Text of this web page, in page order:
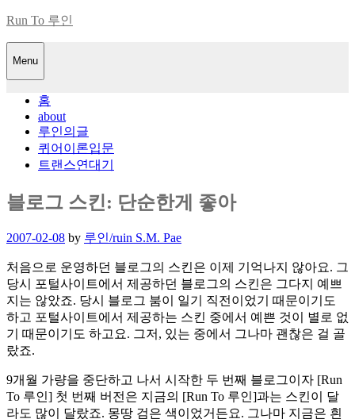
Skip
content
Run To 루인
Menu
홈
about
루인의글
퀴어이론입문
트랜스연대기
블로그 스킨: 단순한게 좋아
Posted
2007-02-08 by 루인/ruin S.M. Pae
처음으로 운영하던 블로그의 스킨은 이제 기억나지 않아요. 그
당시 포털사이트에서 제공하던 블로그의 스킨은 그다지 예쁘
지는 않았죠. 당시 블로그 붐이 일기 직전이었기 때문이기도
하고 포털사이트에서 제공하는 스킨 중에서 예쁜 것이 별로 없
기 때문이기도 하고요. 그저, 있는 중에서 그나마 괜찮은 걸 골
랐죠.
9개월 가량을 중단하고 나서 시작한 두 번째 블로그이자 [Run
To 루인] 첫 번째 버전은 지금의 [Run To 루인]과는 스킨이 달
라도 많이 달랐죠. 몽땅 검은 색이었거든요. 그나마 지금은 흰